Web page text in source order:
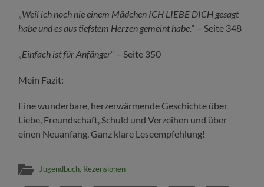
Weil ich noch nie einem Mädchen ICH LIEBE DICH gesagt
habe und es aus tiefstem Herzen gemeint habe.“ – Seite 348
Einfach ist für Anfänger“ – Seite 350
Mein Fazit:
Eine wunderbare, herzerwärmende Geschichte über
Liebe, Freundschaft, Schuld und Verzeihen und über
einen Neuanfang. Ganz klare Leseempfehlung!
Jugendbuch, Rezensionen